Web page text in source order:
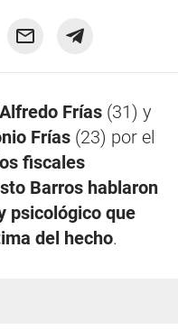
Frías (31) y
Frías (23) por el
los fiscales
Barros hablaron
psicológico que
del hecho.